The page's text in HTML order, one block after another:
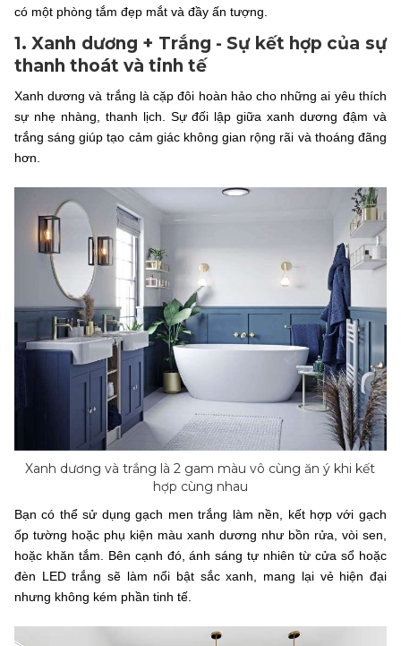
có một phòng tắm đẹp mắt và đầy ấn tượng.
1. Xanh dương + Trắng - Sự kết hợp của sự
thanh thoát và tinh tế
Xanh dương và trắng là cặp đôi hoàn hảo cho những ai yêu thích
sự nhẹ nhàng, thanh lịch. Sự đối lập giữa xanh dương đậm và
trắng sáng giúp tạo cảm giác không gian rộng rãi và thoáng đãng
hơn.
Xanh dương và trắng là 2 gam màu vô cùng ăn ý khi kết
hợp cùng nhau
Bạn có thể sử dụng gạch men trắng làm nền, kết hợp với gạch
ốp tường hoặc phụ kiện màu xanh dương như bồn rửa, vòi sen,
hoặc khăn tắm. Bên cạnh đó, ánh sáng tự nhiên từ cửa sổ hoặc
đèn LED trắng sẽ làm nổi bật sắc xanh, mang lại vẻ hiện đại
nhưng không kém phần tinh tế.